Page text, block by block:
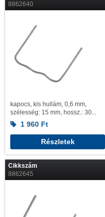
8862640
kapocs, kis hullám, 0,6 mm,
szélesség: 15 mm, hossz.: 30...
1 960 Ft
Részletek
Cikkszám
8862645